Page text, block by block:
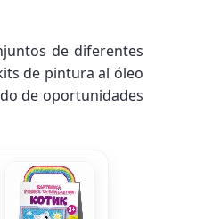
de diferentes
de pintura al óleo
de oportunidades